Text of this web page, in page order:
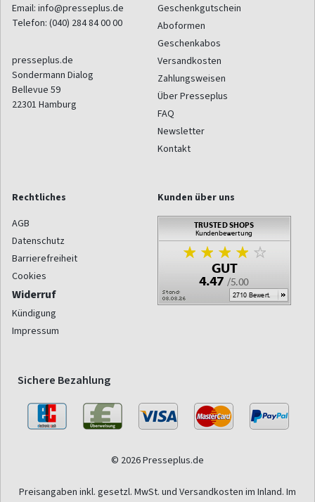
Email: info@presseplus.de
Telefon: (040) 284 84 00 00
presseplus.de
Sondermann Dialog
Bellevue 59
22301 Hamburg
Geschenkgutschein
Aboformen
Geschenkabos
Versandkosten
Zahlungsweisen
Über Presseplus
FAQ
Newsletter
Kontakt
Rechtliches
AGB
Datenschutz
Barrierefreiheit
Cookies
Widerruf
Kündigung
Impressum
Kunden über uns
Sichere Bezahlung
© 2026 Presseplus.de
Preisangaben inkl. gesetzl. MwSt. und Versandkosten im Inland. Im